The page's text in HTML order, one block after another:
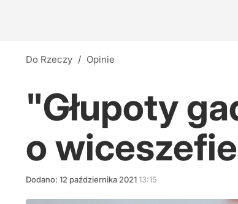
Do Rzeczy / Opinie
"Głupoty
o
Dodano: 12 października 202113:15